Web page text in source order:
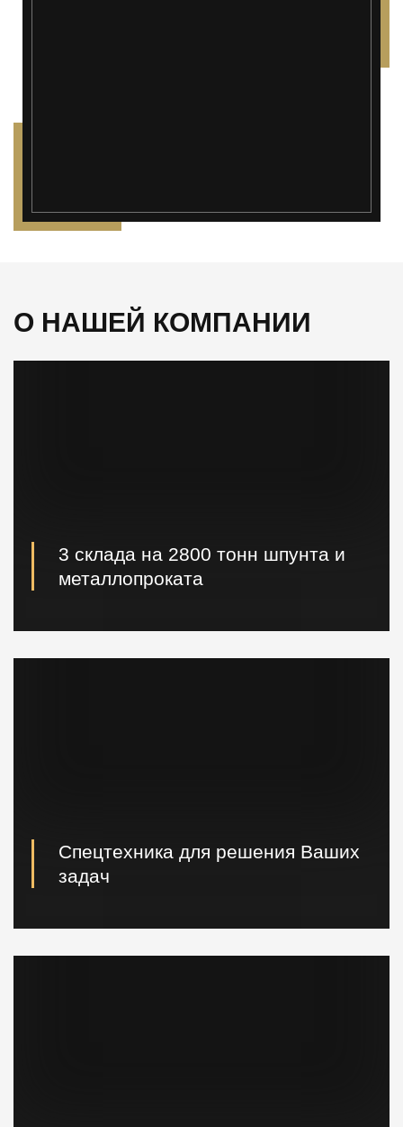
О НАШЕЙ КОМПАНИИ
3 склада на 2800 тонн шпунта и
металлопроката
Спецтехника для решения Ваших
задач